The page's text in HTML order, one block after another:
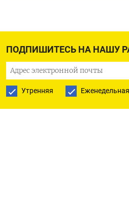
ПОДПИШИТЕСЬ НА НАШУ
Утренняя Еженедельная